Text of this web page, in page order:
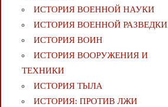
ИСТОРИЯ ВОЕННОЙ НАУКИ
ИСТОРИЯ ВОЕННОЙ РАЗВЕДКИ
ИСТОРИЯ ВОИН
ИСТОРИЯ ВООРУЖЕНИЯ И
ТЕХНИКИ
ИСТОРИЯ ТЫЛА
ИСТОРИЯ: ПРОТИВ ЛЖИ